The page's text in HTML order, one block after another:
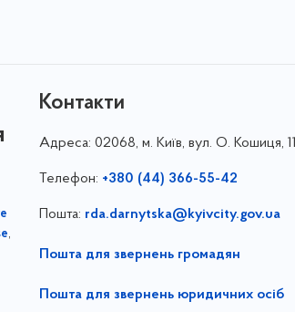
,
Контакти
Адреса: 02068, м. Київ, вул. О. Кошиця, 11
Телефон: +380 (44) 366-55-42
Пошта: rda.darnytska@kyivcity.gov.ua
Пошта для звернень громадян
Пошта для звернень юридичних осіб